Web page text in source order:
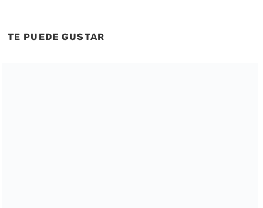
TE PUEDE GUSTAR